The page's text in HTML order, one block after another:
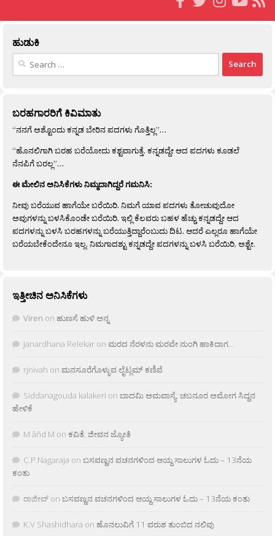
ಹುಡುಕಿ
Search
ಬರಹಗಾರರಿಗೆ ಕಿವಿಮಾತು
“ನನಗೆ ಅಶ್ಟೊಂದು ಕನ್ನಡ ಬೇರಿನ ಪದಗಳು ಗೊತ್ತಿಲ್ಲ”…
“ಹೊನಲಿಗಾಗಿ ಬರಹ ಬರೆಯೋದು ಕಶ್ಟವಾಗುತ್ತೆ. ಕನ್ನಡದ್ದೇ ಆದ ಪದಗಳು ಕೂಡಲೆ
ನೆನಪಿಗೆ ಬರಲ್ಲ”…
ಈ ಮೇಲಿನ ಅನಿಸಿಕೆಗಳು ನಿಮ್ಮದಾಗಿದ್ದರೆ ಗಮನಿಸಿ:
ನೀವು ಬರೆಯುವ ಹಾಗೆಯೇ ಬರೆಯಿರಿ. ನಿಮಗೆ ಯಾವ ಪದಗಳು ತೋಚುವುದೋ
ಅವುಗಳನ್ನು ಬಳಸಿಕೊಂಡೇ ಬರೆಯಿರಿ. ಇಲ್ಲಿ ಕೆಲವರು ಬಹಳ ಹೆಚ್ಚು ಕನ್ನಡದ್ದೇ ಆದ
ಪದಗಳನ್ನು ಬಳಸಿ ಬರಹಗಳನ್ನು ಬರೆಯುತ್ತಿದ್ದಾರೆಂಬುದು ದಿಟ. ಆದರೆ ಎಲ್ಲರೂ ಹಾಗೆಯೇ
ಬರೆಯಬೇಕೆಂದೇನೂ ಇಲ್ಲ. ನಿಮಗಾದಶ್ಟು ಕನ್ನಡದ್ದೇ ಪದಗಳನ್ನು ಬಳಸಿ ಬರೆಯಿರಿ, ಅಶ್ಟೇ.
ಇತ್ತೀಚಿನ ಅನಿಸಿಕೆಗಳು
Viren on ಹುಣಸೆ ಹುಳಿ ಅನ್ನ
Janardhana Relekar on ಮರದ ನೆರಳನು ಮರವೇ ನುಂಗಿ ಹಾಕಿದಾಗ…
rjnivah on ಮನಸೂರೆಗೊಳ್ಳುವ ಲೈಟ್ಲಮ್ ಕಣಿವೆ
Siddanagouda kalakeri on ಬಾದಮಿ ಅಮವಾಸ್ಯೆ: ಚಬನೂರ ಅಮೋಗ ಸಿದ್ದನ
ಹೇಳಿಕೆ
M âñd M on ಕವಿತೆ: ಜೀವನ ಜ್ಯೋತಿ
C.P.Nagaraja on ಬಸವಣ್ಣನ ವಚನಗಳಿಂದ ಆಯ್ದ ಸಾಲುಗಳ ಓದು – 13ನೆಯ
ಕಂತು
ರಾಜೀವ್ on ಬಸವಣ್ಣನ ವಚನಗಳಿಂದ ಆಯ್ದ ಸಾಲುಗಳ ಓದು – 13ನೆಯ ಕಂತು
K.V Shashidhara on ಹೊನಲುವಿಗೆ 11 ವರುಶ ತುಂಬಿದ ನಲಿವು